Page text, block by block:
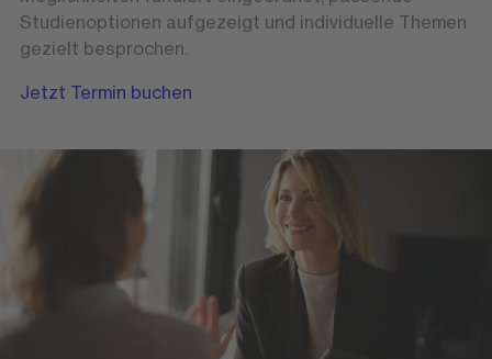
Studienoptionen aufgezeigt und individuelle Themen
gezielt besprochen.
Jetzt Termin buchen